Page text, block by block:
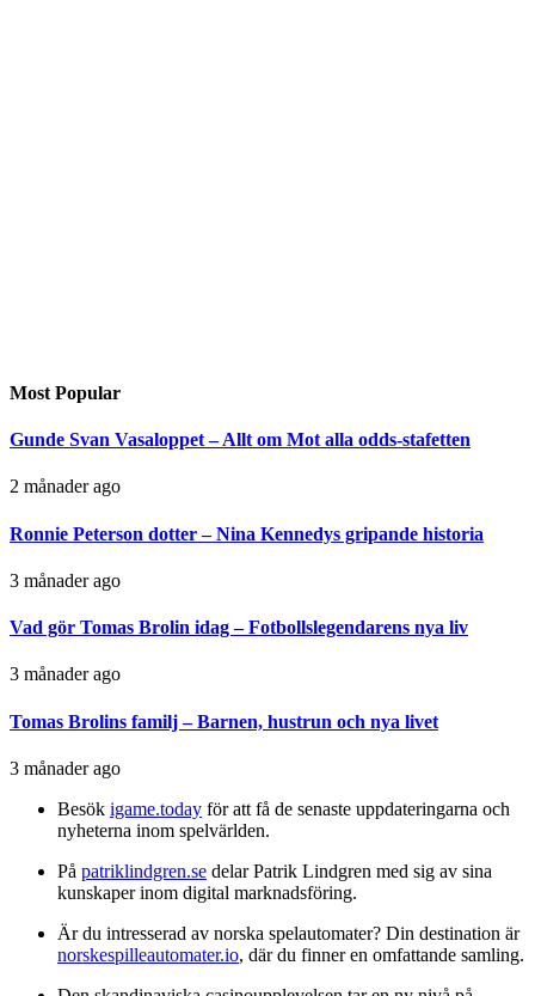
Most Popular
Gunde Svan Vasaloppet – Allt om Mot alla odds-stafetten
2 månader ago
Ronnie Peterson dotter – Nina Kennedys gripande historia
3 månader ago
Vad gör Tomas Brolin idag – Fotbollslegendarens nya liv
3 månader ago
Tomas Brolins familj – Barnen, hustrun och nya livet
3 månader ago
Besök igame.today för att få de senaste uppdateringarna och
nyheterna inom spelvärlden.
På patriklindgren.se delar Patrik Lindgren med sig av sina
kunskaper inom digital marknadsföring.
Är du intresserad av norska spelautomater? Din destination är
norskespilleautomater.io, där du finner en omfattande samling.